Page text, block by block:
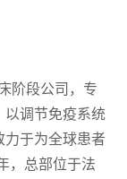
阶段公司，专
以调节免疫系统
于为全球患者
，总部位于法